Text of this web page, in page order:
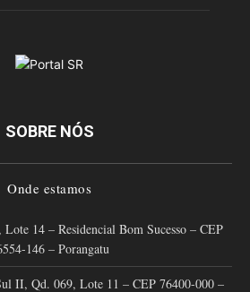
SOBRE NÓS
Onde estamos
Lote 14 – Residencial Bom Sucesso – CEP
146 – Porangatu
II, Qd. 069, Lote 11 – CEP 76400-000 –